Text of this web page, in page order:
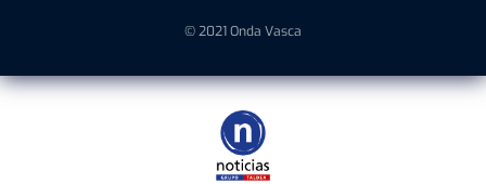
© 2021 Onda Vasca